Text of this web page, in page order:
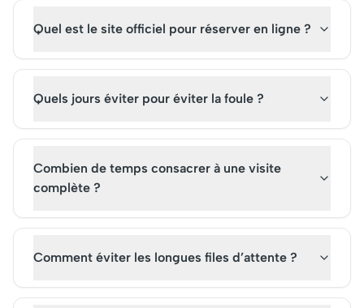
Quel est le site officiel pour réserver en ligne ?
Quels jours éviter pour éviter la foule ?
Combien de temps consacrer à une visite
complète ?
Comment éviter les longues files d’attente ?